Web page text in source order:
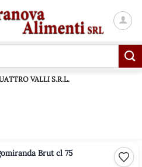
VALLI S.R.L.
Brut cl 75